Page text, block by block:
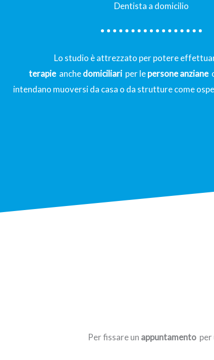
Dentista a domicilio
Lo studio è attrezzato per potere
terapieanchedomiciliariper lepersone anziane
intendano muoversi da casa o da strutture come
Per fissare un appuntamentoper